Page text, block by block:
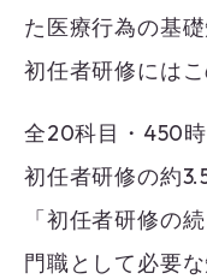
た医療行為の基
初任者研修には
全20科目・450時
初任者研修の約
「初任者研修の
門職として必要